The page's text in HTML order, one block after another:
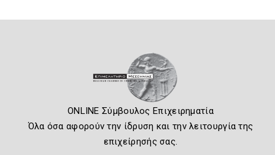
ONLINE Σύμβουλος Επιχειρηματία
Όλα όσα αφορούν την ίδρυση και την λειτουργία της
επιχείρησής σας.